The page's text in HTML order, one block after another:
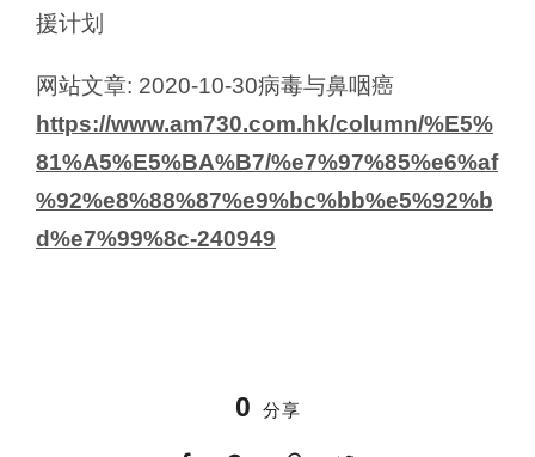
援计划
网站文章: 2020-10-30病毒与鼻咽癌
https://www.am730.com.hk/column/%E5%
81%A5%E5%BA%B7/%e7%97%85%e6%af
%92%e8%88%87%e9%bc%bb%e5%92%b
d%e7%99%8c-240949
0 分享